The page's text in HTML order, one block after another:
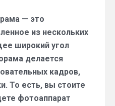
— это
из нескольких
широкий угол
делается
кадров,
То есть, вы стоите
фотоаппарат